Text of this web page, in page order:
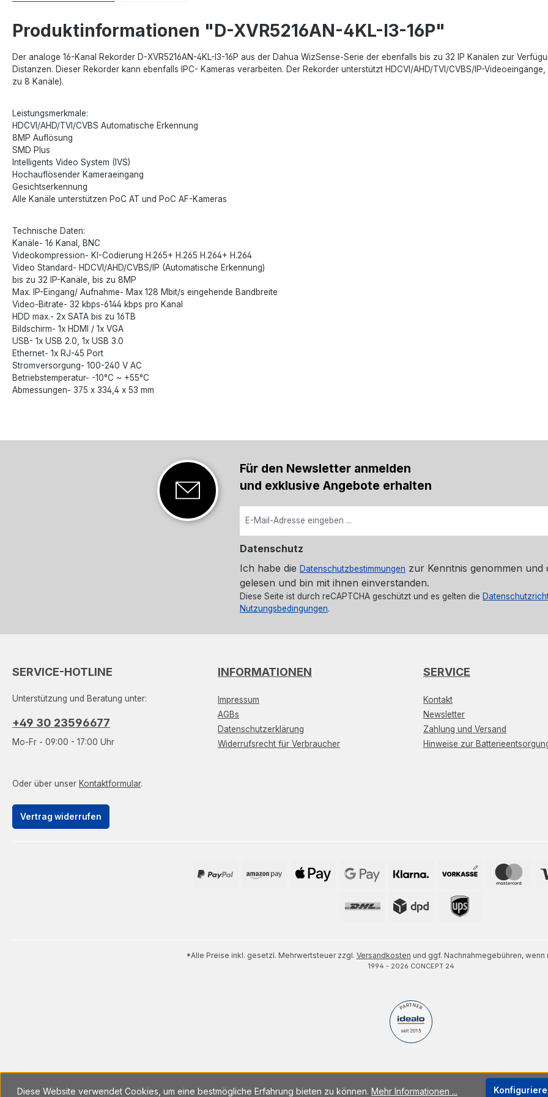
Produktinformationen "D-XVR5216AN-4KL-I3-16P"
Der analoge 16-Kanal Rekorder D-XVR5216AN-4KL-I3-16P aus der Dahua WizSense-Serie der ebenfalls bis zu 32 IP Kanälen zur
Distanzen. Dieser Rekorder kann ebenfalls IPC- Kameras verarbeiten. Der Rekorder unterstützt HDCVI/AHD/TVI/CVBS/IP-
zu 8 Kanäle).
Leistungsmerkmale:
HDCVI/AHD/TVI/CVBS Automatische Erkennung
8MP Auflösung
SMD Plus
Intelligents Video System (IVS)
Hochauflösender Kameraeingang
Gesichtserkennung
Alle Kanäle unterstützen PoC AT und PoC AF-Kameras
Technische Daten:
Kanäle- 16 Kanal, BNC
Videokompression- KI-Codierung H.265+ H.265 H.264+ H.264
Video Standard- HDCVI/AHD/CVBS/IP (Automatische Erkennung)
bis zu 32 IP-Kanäle, bis zu 8MP
Max. IP-Eingang/ Aufnahme- Max 128 Mbit/s eingehende Bandbreite
Video-Bitrate- 32 kbps-6144 kbps pro Kanal
HDD max.- 2x SATA bis zu 16TB
Bildschirm- 1x HDMI / 1x VGA
USB- 1x USB 2.0, 1x USB 3.0
Ethernet- 1x RJ-45 Port
Stromversorgung- 100-240 V AC
Betriebstemperatur- -10°C ~ +55°C
Abmessungen- 375 x 334,4 x 53 mm
Für den Newsletter anmelden
und exklusive Angebote erhalten
Datenschutz
Ich habe die Datenschutzbestimmungen zur Kenntnis genommen und
gelesen und bin mit ihnen einverstanden.
Diese Seite ist durch reCAPTCHA geschützt und es gelten die
Nutzungsbedingungen.
SERVICE-HOTLINE
Unterstützung und Beratung unter:
+49 30 23596677
Mo-Fr - 09:00 - 17:00 Uhr
Oder über unser Kontaktformular.
Vertrag widerrufen
INFORMATIONEN
Impressum
AGBs
Datenschutzerklärung
Widerrufsrecht für Verbraucher
SERVICE
Kontakt
Newsletter
Zahlung und Versand
Hinweise zur
*Alle Preise inkl. gesetzl. Mehrwertsteuer zzgl. Versandkosten und ggf. Nachnahmegebühren,
1994 - 2026 CONCEPT 24
Diese Website verwendet Cookies, um eine bestmögliche Erfahrung bieten zu können. Mehr Informationen ...